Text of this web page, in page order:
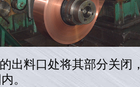
出料口处将其部分关
。